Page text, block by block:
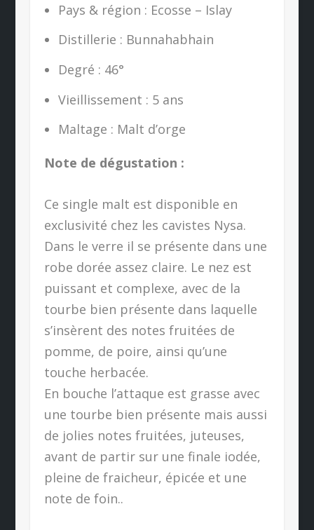
Pays & région : Ecosse – Islay
Distillerie : Bunnahabhain
Degré : 46°
Vieillissement : 5 ans
Maltage : Malt d’orge
Note de dégustation :
Ce single malt est disponible en
exclusivité chez les cavistes Nysa.
Dans le verre il se présente dans une
robe dorée assez claire. Le nez est
puissant et complexe, avec de la
tourbe bien présente dans laquelle
s’insèrent des notes fruitées de
pomme, de poire, ainsi qu’une
touche herbacée.
En bouche l’attaque est grasse avec
une tourbe bien présente mais aussi
de jolies notes fruitées, juteuses,
avant de partir sur une finale iodée,
pleine de fraicheur, épicée et une
note de foin..